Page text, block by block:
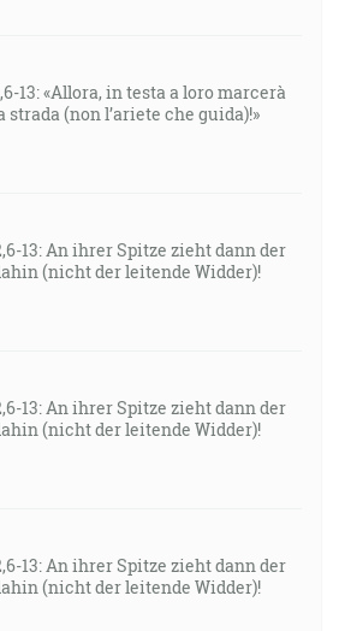
13: «Allora, in testa a loro marcerà
(non l’ariete che guida)!»
13: An ihrer Spitze zieht dann der
(nicht der leitende Widder)!
13: An ihrer Spitze zieht dann der
(nicht der leitende Widder)!
13: An ihrer Spitze zieht dann der
(nicht der leitende Widder)!